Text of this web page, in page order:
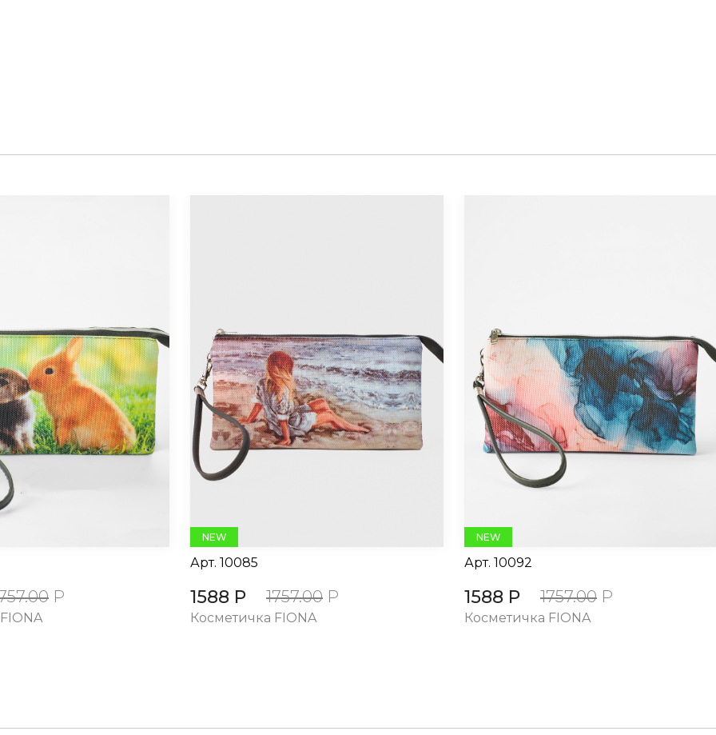
Р
NEW
Арт. 10085
1588 Р 1757.00 Р
Косметичка FIONA
NEW
Арт. 10092
1588 Р 1757.00 Р
Косметичка FIONA